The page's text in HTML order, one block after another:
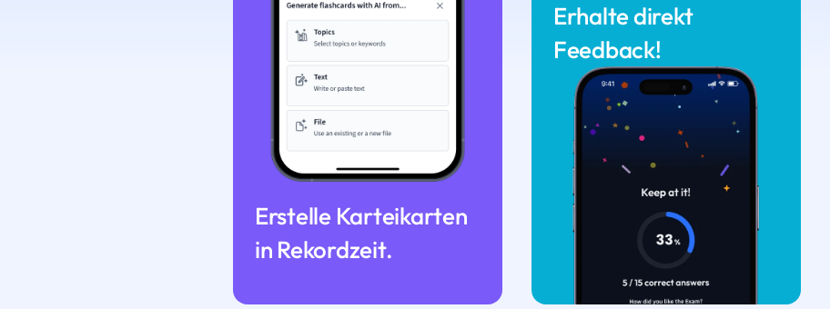
Erstelle Karteikarten
in Rekordzeit.
Erhalte direkt
Feedback!